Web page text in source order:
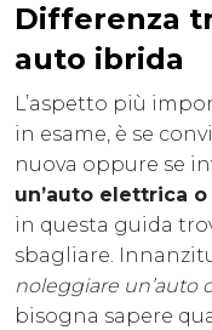
Differenza
auto ibrida
L’aspetto più
in esame, è se
nuova oppure se
un’auto elettrica
in questa guida
sbagliare.
noleggiare un’auto
bisogna sapere